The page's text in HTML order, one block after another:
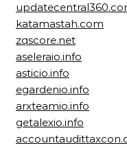
katamastah.com
zqscore.net
aseleraio.info
asticio.info
egardenio.info
arxteamio.info
getalexio.info